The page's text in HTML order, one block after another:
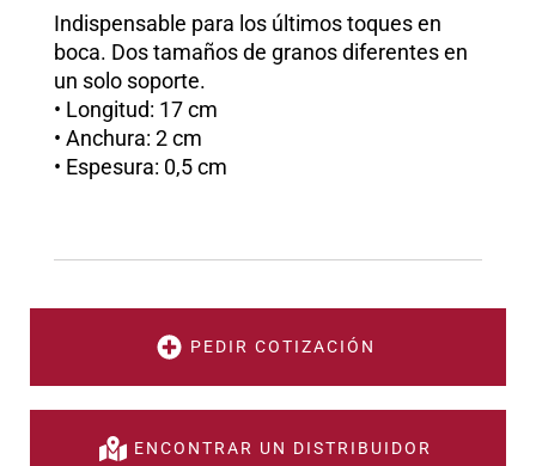
Indispensable para los últimos toques en
boca. Dos tamaños de granos diferentes en
un solo soporte.
• Longitud: 17 cm
• Anchura: 2 cm
• Espesura: 0,5 cm
PEDIR COTIZACIÓN
ENCONTRAR UN DISTRIBUIDOR